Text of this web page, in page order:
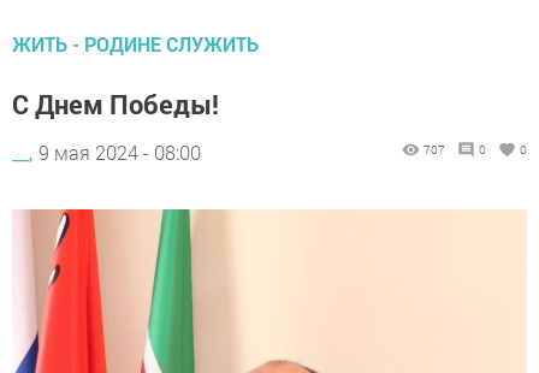
ЖИТЬ - РОДИНЕ СЛУЖИТЬ
С Днем Победы!
__, 9 мая 2024 - 08:00 707 0 0